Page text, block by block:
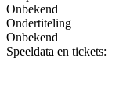
Onbekend
Ondertiteling
Onbekend
Speeldata en tickets: